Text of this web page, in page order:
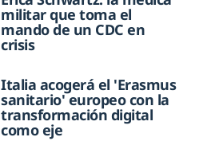
militar que toma el
mando de un CDC en
crisis
Italia acogerá el 'Erasmus
sanitario' europeo con la
transformación digital
como eje